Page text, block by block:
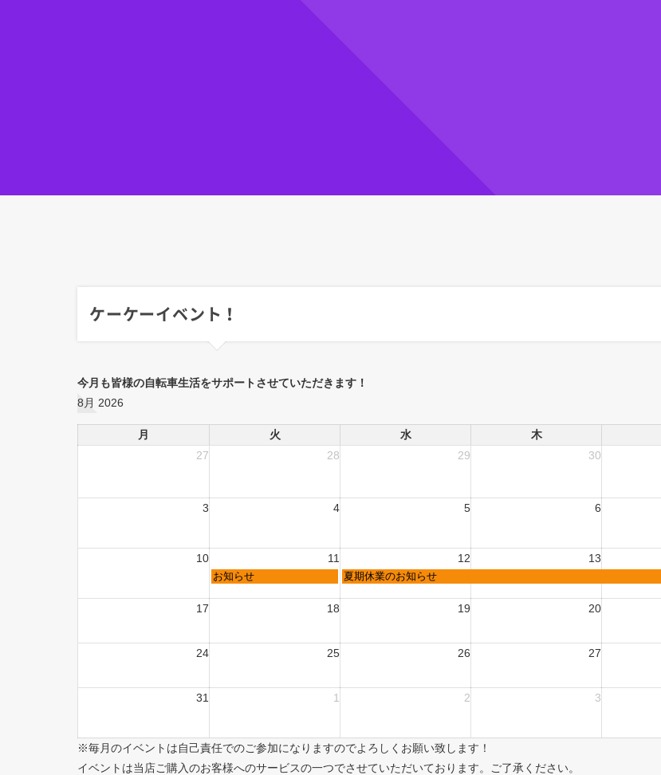
ケーケーイベント！
今月も皆様の自転車生活をサポートさせていただきます！
8月 2026
月 火 水 木
27
28 29 30
3 4 5 6
10 11 12 13
お知らせ 夏期休業のお知らせ
17 18 19 20
24 25 26 27
31 1 2 3
※毎月のイベントは自己責任でのご参加になりますのでよろしくお願い致します！
イベントは当店ご購入のお客様へのサービスの一つでさせていただいております。ご了承ください。